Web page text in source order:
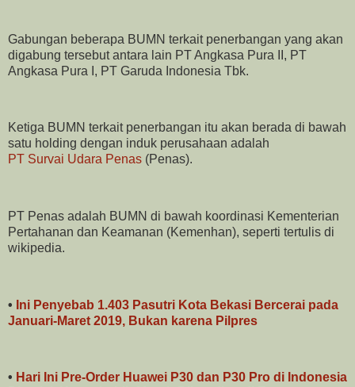
Gabungan beberapa BUMN terkait penerbangan yang akan
digabung tersebut antara lain PT Angkasa Pura II, PT
Angkasa Pura I, PT Garuda Indonesia Tbk.
Ketiga BUMN terkait penerbangan itu akan berada di bawah
satu holding dengan induk perusahaan adalah
PT Survai Udara Penas (Penas).
PT Penas adalah BUMN di bawah koordinasi Kementerian
Pertahanan dan Keamanan (Kemenhan), seperti tertulis di
wikipedia.
• Ini Penyebab 1.403 Pasutri Kota Bekasi Bercerai pada
Januari-Maret 2019, Bukan karena Pilpres
• Hari Ini Pre-Order Huawei P30 dan P30 Pro di Indonesia